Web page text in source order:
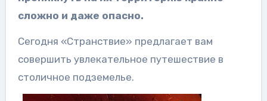
сложно и даже опасно.
Сегодня «Странствие» предлагает вам
совершить увлекательное путешествие в
столичное подземелье.